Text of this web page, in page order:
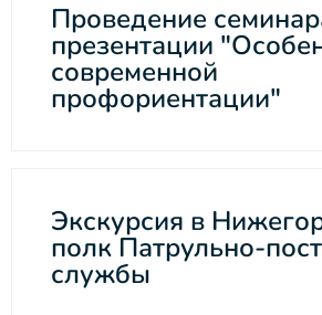
Проведение
презентации
современной
профориентации"
Экскурсия в
полк Патрульно-
службы